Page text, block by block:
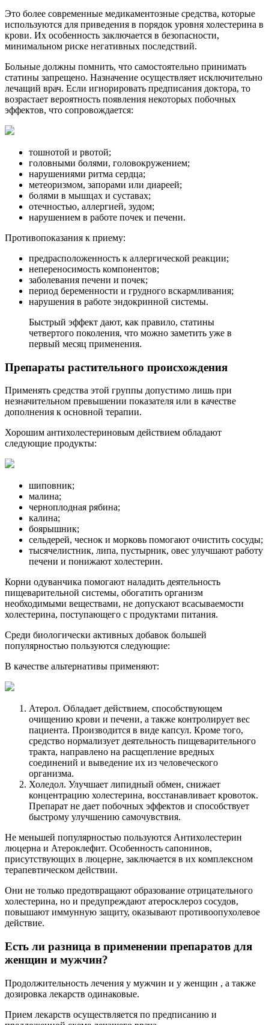
Это более современные медикаментозные средства, которые
используются для приведения в порядок уровня холестерина в
крови. Их особенность заключается в безопасности,
минимальном риске негативных последствий.
Больные должны помнить, что самостоятельно принимать
статины запрещено. Назначение осуществляет исключительно
лечащий врач. Если игнорировать предписания доктора, то
возрастает вероятность появления некоторых побочных
эффектов, что сопровождается:
тошнотой и рвотой;
головными болями, головокружением;
нарушениями ритма сердца;
метеоризмом, запорами или диареей;
болями в мышцах и суставах;
отечностью, аллергией, зудом;
нарушением в работе почек и печени.
Противопоказания к приему:
предрасположенность к аллергической реакции;
непереносимость компонентов;
заболевания печени и почек;
период беременности и грудного вскармливания;
нарушения в работе эндокринной системы.
Быстрый эффект дают, как правило, статины
четвертого поколения, что можно заметить уже в
первый месяц применения.
Препараты растительного происхождения
Применять средства этой группы допустимо лишь при
незначительном превышении показателя или в качестве
дополнения к основной терапии.
Хорошим антихолестериновым действием обладают
следующие продукты:
шиповник;
малина;
черноплодная рябина;
калина;
боярышник;
сельдерей, чеснок и морковь помогают очистить сосуды;
тысячелистник, липа, пустырник, овес улучшают работу
печени и понижают холестерин.
Корни одуванчика помогают наладить деятельность
пищеварительной системы, обогатить организм
необходимыми веществами, не допускают всасываемости
холестерина, поступающего с продуктами питания.
Среди биологически активных добавок большей
популярностью пользуются следующие:
В качестве альтернативы применяют:
Атерол. Обладает действием, способствующем
очищению крови и печени, а также контролирует вес
пациента. Производится в виде капсул. Кроме того,
средство нормализует деятельность пищеварительного
тракта, направлено на расщепление вредных
соединений и выведение их из человеческого
организма.
Холедол. Улучшает липидный обмен, снижает
концентрацию холестерина, восстанавливает кровоток.
Препарат не дает побочных эффектов и способствует
быстрому улучшению самочувствия.
Не меньшей популярностью пользуются Антихолестерин
люцерна и Атероклефит. Особенность сапонинов,
присутствующих в люцерне, заключается в их комплексном
терапевтическом действии.
Они не только предотвращают образование отрицательного
холестерина, но и предупреждают атеросклероз сосудов,
повышают иммунную защиту, оказывают противоопухолевое
действие.
Есть ли разница в применении препаратов для
женщин и мужчин?
Продолжительность лечения у мужчин и у женщин , а также
дозировка лекарств одинаковые.
Прием лекарств осуществляется по предписанию и